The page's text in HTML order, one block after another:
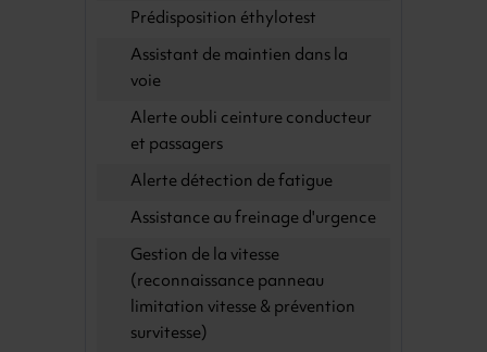
Prédisposition éthylotest
Assistant de maintien dans la
voie
Alerte oubli ceinture conducteur
et passagers
Alerte détection de fatigue
A ssistance au freinage d'urgence
Gestion de la vitesse
(reconnaissance panneau
limitation vitesse & prévention
survitesse)